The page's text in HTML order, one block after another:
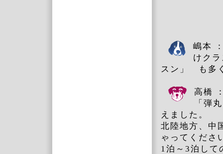
嶋本
けク
スン」 も多
高橋
「弾
えました。
北陸地方、中
ゃってくださ
1泊～3泊して